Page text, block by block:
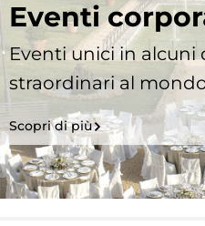
Eventi
Eventi unici in alcuni
straordinari al
Scopri di più